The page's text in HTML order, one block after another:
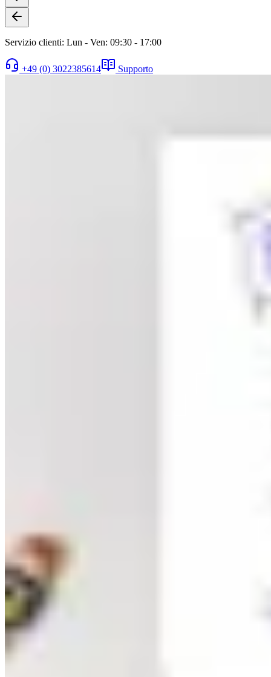
Servizio clienti: Lun - Ven: 09:30 - 17:00
+49 (0) 3022385614 Supporto